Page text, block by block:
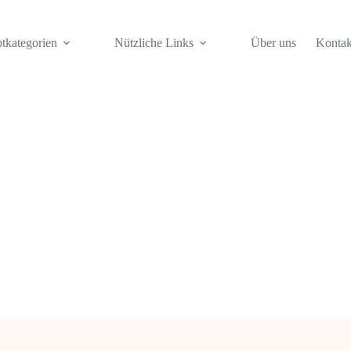
Nützliche Links Über uns